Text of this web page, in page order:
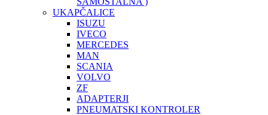
UKAPČALICE
ISUZU
IVECO
MERCEDES
MAN
SCANIA
VOLVO
ZF
ADAPTERJI
PNEUMATSKI KONTROLER